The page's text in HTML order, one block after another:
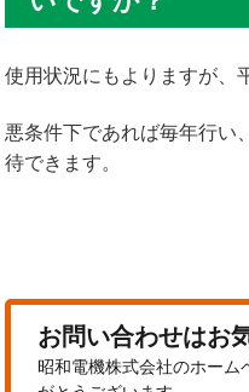
使用状況にもよりますが、
悪条件下であれば毎年行い
待できます。
お問い合わせはお
昭和電機株式会社のホーム